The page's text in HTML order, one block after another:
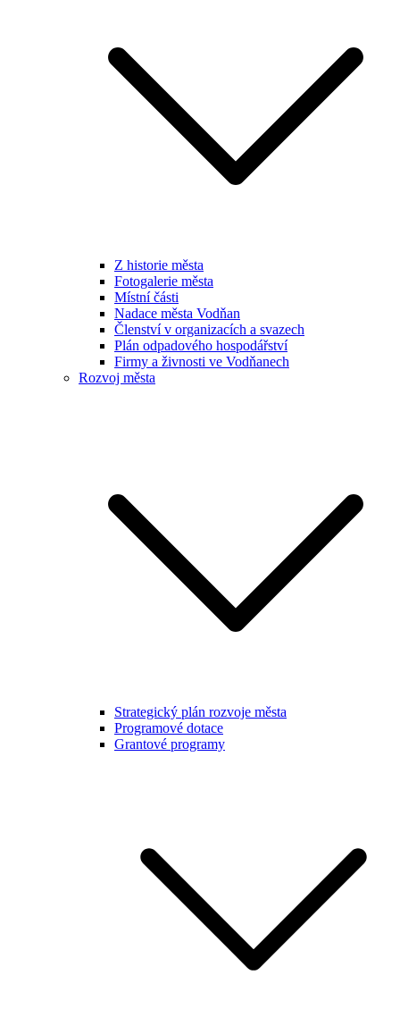
Z historie města
Fotogalerie města
Místní části
Nadace města Vodňan
Členství v organizacích a svazech
Plán odpadového hospodářství
Firmy a živnosti ve Vodňanech
Rozvoj města
Strategický plán rozvoje města
Programové dotace
Grantové programy